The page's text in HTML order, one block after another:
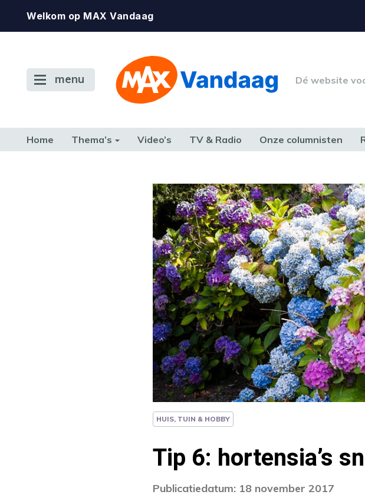
Welkom op MAX Vandaag
menu Dé website
Home Thema’s Video’s TV & Radio Onze columnisten
HUIS, TUIN & HOBBY
Tip 6: hortensia’s
Publicatiedatum: 18 november 2017